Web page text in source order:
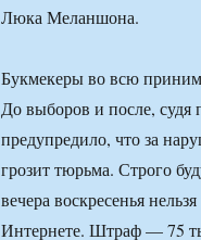
Люка Меланшона.
Букмекеры во всю
До выборов и после,
предупредило, что за
грозит тюрьма. Строго
вечера воскресенья
Интернете. Штраф — 75